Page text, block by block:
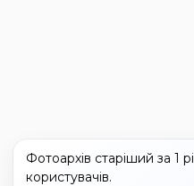
Фотоархів старіший за 1
користувачів.